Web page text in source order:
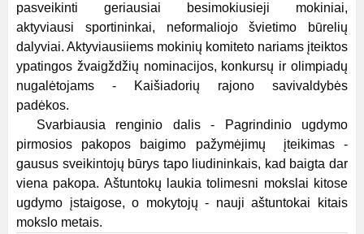
pasveikinti geriausiai besimokiusieji mokiniai,
aktyviausi sportininkai, neformaliojo švietimo būrelių
dalyviai. Aktyviausiiems mokinių komiteto nariams įteiktos
ypatingos žvaigždžių nominacijos, konkursų ir olimpiadų
nugalėtojams - Kaišiadorių rajono savivaldybės
padėkos.
Svarbiausia renginio dalis - Pagrindinio ugdymo
pirmosios pakopos baigimo pažymėjimų įteikimas -
gausus sveikintojų būrys tapo liudininkais, kad baigta dar
viena pakopa. Aštuntokų laukia tolimesni mokslai kitose
ugdymo įstaigose, o mokytojų - nauji aštuntokai kitais
mokslo metais.